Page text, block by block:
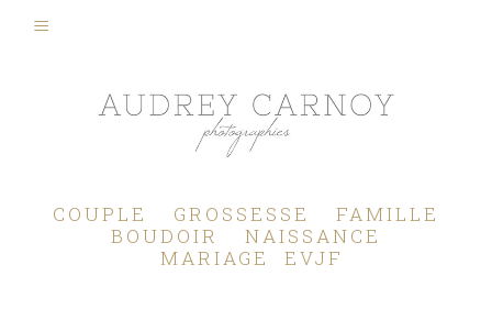
COUPLE GROSSESSE
FAMILLE
BOUDOIR
NAISSANCE
MARIAGE
EVJF